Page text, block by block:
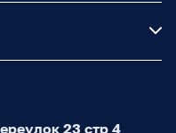
23 стр 4